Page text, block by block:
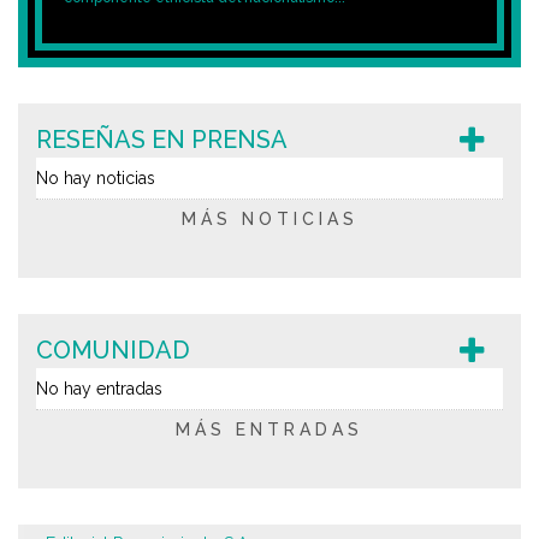
RESEÑAS EN PRENSA
No hay noticias
MÁS NOTICIAS
COMUNIDAD
No hay entradas
MÁS ENTRADAS